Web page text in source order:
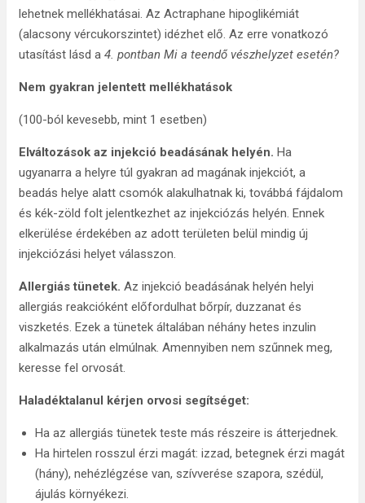
lehetnek mellékhatásai. Az Actraphane hipoglikémiát
(alacsony vércukorszintet) idézhet elő. Az erre vonatkozó
utasítást lásd a 4. pontban Mi a teendő vészhelyzet esetén?
Nem gyakran jelentett mellékhatások
(100-ból kevesebb, mint 1 esetben)
Elváltozások az injekció beadásának helyén. Ha
ugyanarra a helyre túl gyakran ad magának injekciót, a
beadás helye alatt csomók alakulhatnak ki, továbbá fájdalom
és kék-zöld folt jelentkezhet az injekciózás helyén. Ennek
elkerülése érdekében az adott területen belül mindig új
injekciózási helyet válasszon.
Allergiás tünetek. Az injekció beadásának helyén helyi
allergiás reakcióként előfordulhat bőrpír, duzzanat és
viszketés. Ezek a tünetek általában néhány hetes inzulin
alkalmazás után elmúlnak. Amennyiben nem szűnnek meg,
keresse fel orvosát.
Haladéktalanul kérjen orvosi segítséget:
Ha az allergiás tünetek teste más részeire is átterjednek.
Ha hirtelen rosszul érzi magát: izzad, betegnek érzi magát
(hány), nehézlégzése van, szívverése szapora, szédül,
ájulás környékezi.